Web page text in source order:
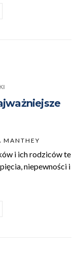
MANTHEY
i ich rodziców te
niepewności i